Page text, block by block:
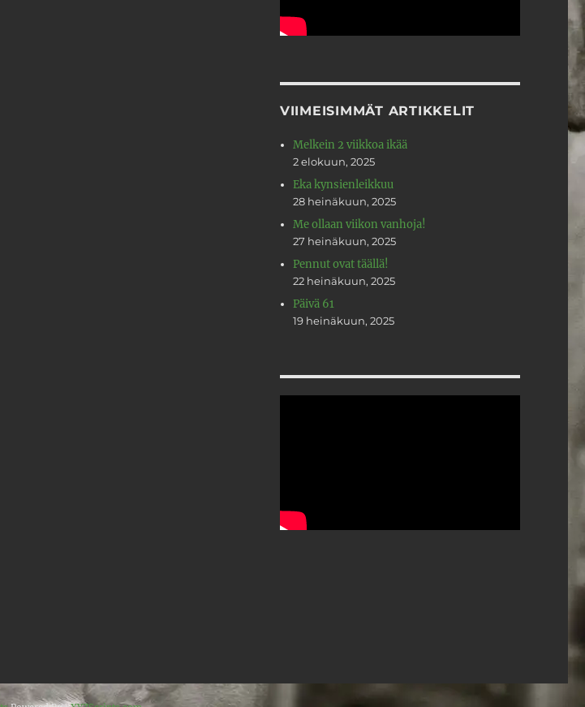
VIIMEISIMMÄT ARTIKKELIT
Melkein 2 viikkoa ikää
2 elokuun, 2025
Eka kynsienleikkuu
28 heinäkuun, 2025
Me ollaan viikon vanhoja!
27 heinäkuun, 2025
Pennut ovat täällä!
22 heinäkuun, 2025
Päivä 61
19 heinäkuun, 2025